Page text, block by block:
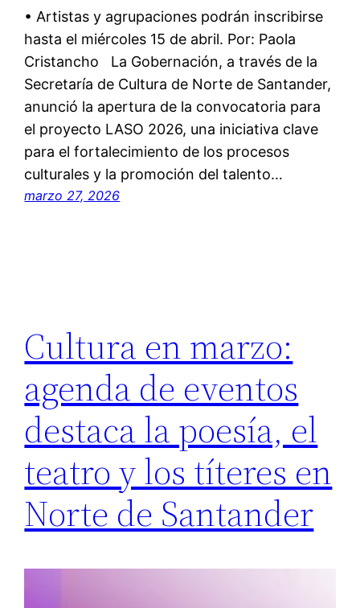
• Artistas y agrupaciones podrán inscribirse
hasta el miércoles 15 de abril. Por: Paola
Cristancho La Gobernación, a través de la
Secretaría de Cultura de Norte de Santander,
anunció la apertura de la convocatoria para
el proyecto LASO 2026, una iniciativa clave
para el fortalecimiento de los procesos
culturales y la promoción del talento…
marzo 27, 2026
Cultura en marzo:
agenda de eventos
destaca la poesía, el
teatro y los títeres en
Norte de Santander